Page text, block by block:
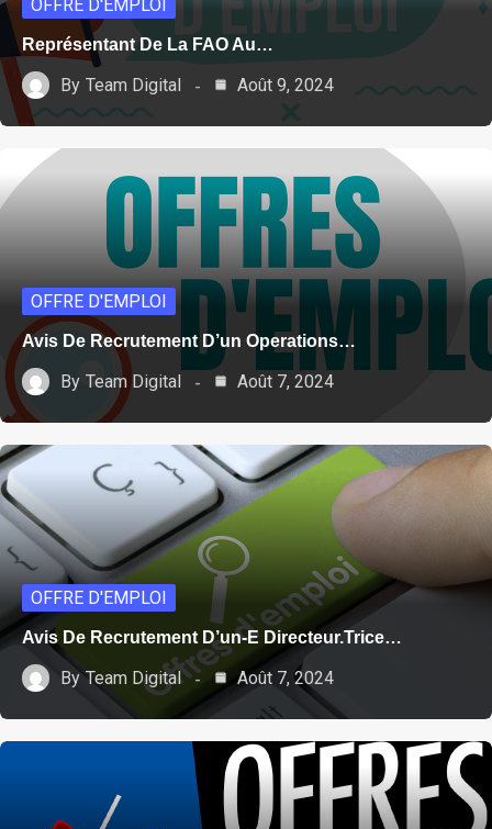
OFFRE D'EMPLOI
Représentant De La FAO Au…
By Team Digital Août 9, 2024
OFFRE D'EMPLOI
Avis De Recrutement D’un Operations…
By Team Digital Août 7, 2024
OFFRE D'EMPLOI
Avis De Recrutement D’un-E Directeur.trice…
By Team Digital Août 7, 2024